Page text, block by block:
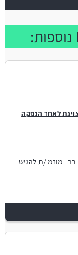
- מוזמן/ת להגיש